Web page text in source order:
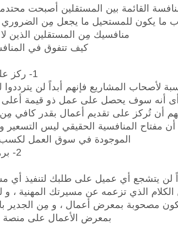
القائمة بين المستقلين أصبحت
ما يكون للمستحيل ما يجعل مِن الضروري
منافسيك مِن المستقلين الذين
كيف تتفوق في
1- ركز على قيمة العمل
لأصحاب المشاريع فإنهم أبداً لن
أنه سوف يحصل على عمل ذو قيمة أعلى
أن تُركز على تقديم أعمال بقدر كافي
أن مفتاح المنافسية الحقيقي ليس التسعير و
الموجودة في سوق العمل لكسب
2- برهن كفائتك
لن يتشجع أي عميل على طلبك لتنفيذ أي
الذي تزعمه عن مسيرتك المهنية ،
مصحوبة بمعرض أعمال ، و مِن الجدير
بمعرض الأعمال على منصة